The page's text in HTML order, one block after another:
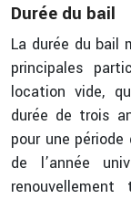
Durée du bail
La durée du bail
principales
location vide,
durée de trois
pour une
de l’année